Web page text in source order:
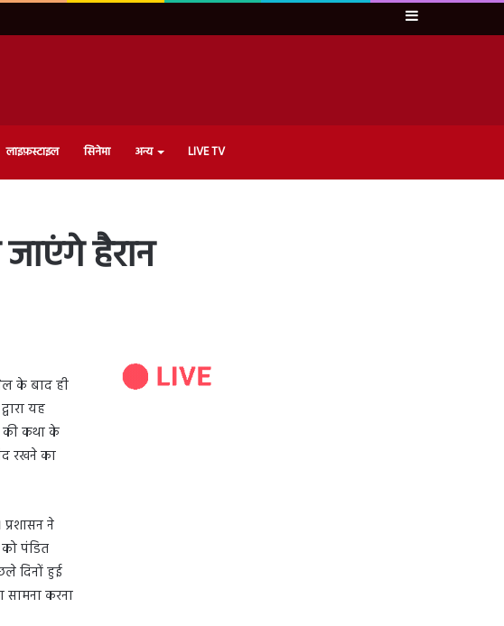
Sidebar
लाइफ़स्टाइल सिनेमा अन्य LIVE TV
हैरान
के बाद ही
यह
की कथा के
रखने का
ने
पंडित
दिनों हुई
सामना करना